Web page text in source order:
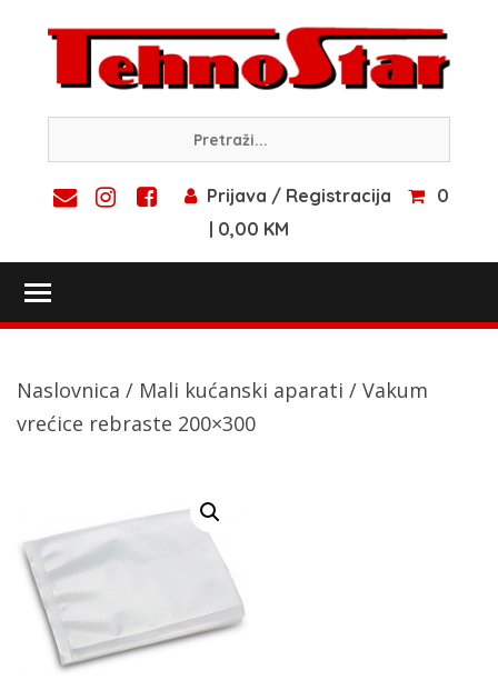
content
Prijava / Registracija
0
| 0,00 KM
Naslovnica / Mali kućanski aparati / Vakum
vrećice rebraste 200×300